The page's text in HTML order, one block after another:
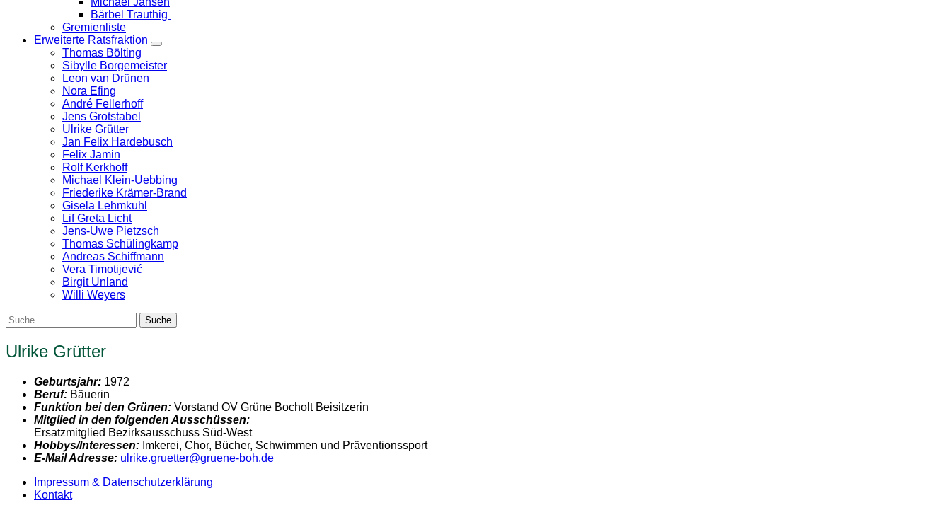
Bärbel Trauthig
Gremienliste
Erweiterte Ratsfraktion
Zeige
Untermenü
Thomas Bölting
Sibylle Borgemeister
Leon van Drünen
Nora Efing
André Fellerhoff
Jens Grotstabel
Ulrike Grütter
Jan Felix Hardebusch
Felix Jamin
Rolf Kerkhoff
Michael Klein-Uebbing
Friederike Krämer-Brand
Gisela Lehmkuhl
Lif Greta Licht
Jens-Uwe Pietzsch
Thomas Schülingkamp
Andreas Schiffmann
Vera Timotijević
Birgit Unland
Willi Weyers
Ulrike Grütter
Geburtsjahr: 1972
Beruf: Bäuerin
Funktion bei den Grünen: Vorstand OV Grüne Bocholt Beisitzerin
Mitglied in den folgenden Ausschüssen:
Ersatzmitglied Bezirksausschuss Süd-West
Hobbys/Interessen: Imkerei, Chor, Bücher, Schwimmen und Präventionssport
E-Mail Adresse: ulrike.gruetter@gruene-boh.de
Impressum & Datenschutzerklärung
Kontakt